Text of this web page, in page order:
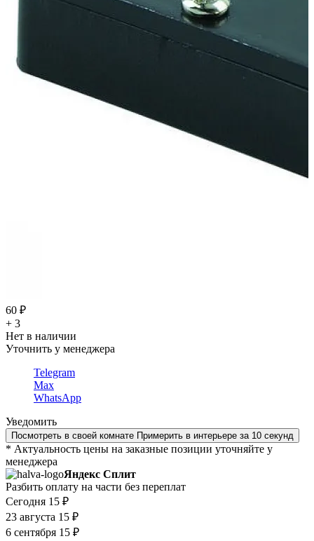
60 ₽
+ 3
Нет в наличии
Уточнить у менеджера
Telegram
Max
WhatsApp
Уведомить
Посмотреть в своей комнате Примерить в интерьере за 10 секунд
* Актуальность цены на заказные позиции уточняйте у
менеджера
Яндекс Сплит
Разбить оплату на части без переплат
Сегодня 15 ₽
23 августа 15 ₽
6 сентября 15 ₽